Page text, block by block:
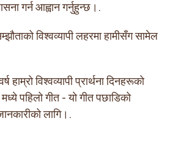
गर्न आह्वान गर्नुहुन्छ।.
विश्वव्यापी लहरमा हामीसँग सामेल
हाम्रो विश्वव्यापी प्रार्थना दिनहरूको
पहिलो गीत - यो गीत पछाडिको
लागि।.